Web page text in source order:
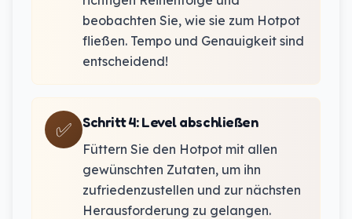
beobachten Sie, wie sie zum Hotpot
fließen. Tempo und Genauigkeit sind
entscheidend!
✅ Schritt 4:Level abschließen
Füttern Sie den Hotpot mit allen
gewünschten Zutaten, um ihn
zufriedenzustellen und zur nächsten
Herausforderung zu gelangen.